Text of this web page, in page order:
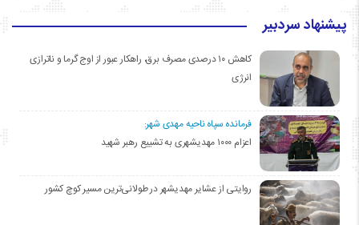
پیشنهاد سردبیر
کاهش ۱۰ درصدی مصرف برق، راهکار عبور از اوج گرما و ناترازی
انرژی
فرمانده سپاه ناحیه مهدی شهر:
اعزام ۱۰۰۰ مهدیشهری به تشییع رهبر شهید
روایتی از عشایر مهدیشهر در طولانی‌ترین مسیر کوچ کشور